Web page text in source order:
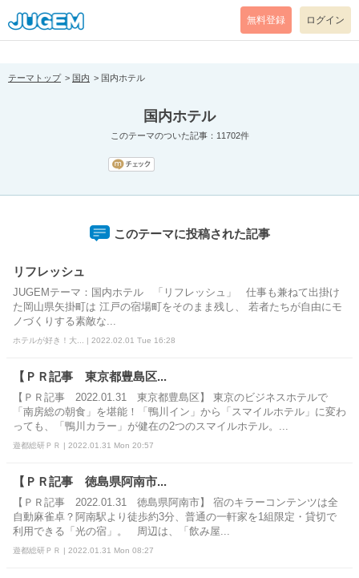
[pear_error: message="Success" code=0 mode=return level=notice
prefix="" info=""]
無料登録 ログイン
テーマトップ 国内 国内ホテル
国内ホテル
このテーマのついた記事：11702件
このテーマに投稿された記事
リフレッシュ
JUGEMテーマ：国内ホテル 「リフレッシュ」 仕事も兼ねて出掛け
た岡山県矢掛町は 江戸の宿場町をそのまま残し、 若者たちが自由にモ
ノづくりする素敵な...
ホテルが好き！大... | 2022.02.01 Tue 16:28
【ＰＲ記事 東京都豊島区...
【ＰＲ記事 2022.01.31 東京都豊島区】 東京のビジネスホテルで
「南房総の朝食」を堪能！「鴨川イン」から「スマイルホテル」に変わ
っても、「鴨川カラー」が健在の2つのスマイルホテル。...
遊都総研ＰＲ | 2022.01.31 Mon 20:57
【ＰＲ記事 徳島県阿南市...
【ＰＲ記事 2022.01.31 徳島県阿南市】 宿のキラーコンテンツは全
自動麻雀卓？阿南駅より徒歩約3分、普通の一軒家を1組限定・貸切で
利用できる「光の宿」。 周辺は、「飲み屋...
遊都総研ＰＲ | 2022.01.31 Mon 08:27